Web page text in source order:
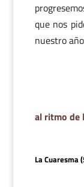
que nos
nuestro
al ritmo de
La Cuaresma